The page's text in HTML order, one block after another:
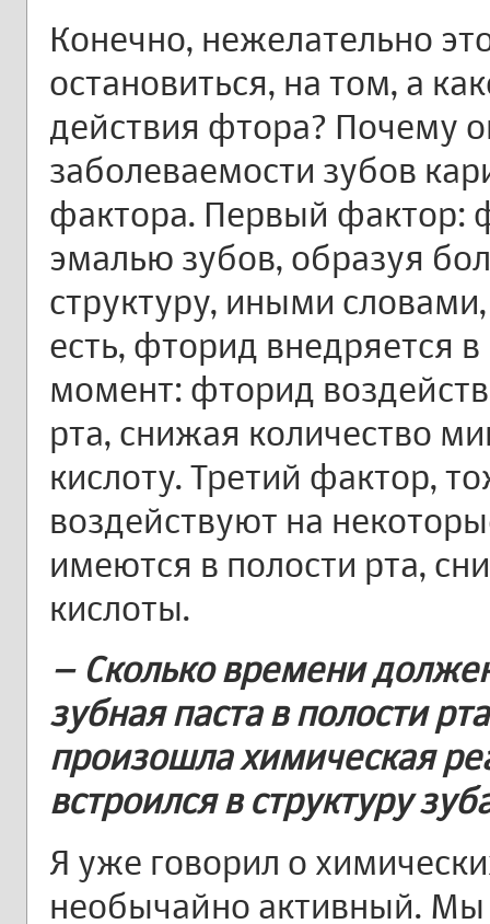
Конечно, нежелательно
остановиться, на том, а
действия фтора? Почему
заболеваемости зубов
фактора. Первый фактор:
эмалью зубов, образуя
структуру, иными
есть, фторид внедряется
момент: фторид
рта, снижая количество
кислоту. Третий фактор,
воздействуют на
имеются в полости рта,
кислоты.
– Сколько времени
зубная паста в полости
произошла химическая
встроился в структуру
Я уже говорил о
необычайно активный.